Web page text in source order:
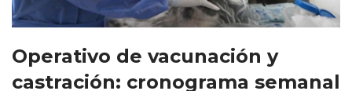
Operativo de vacunación y
castración: cronograma semanal